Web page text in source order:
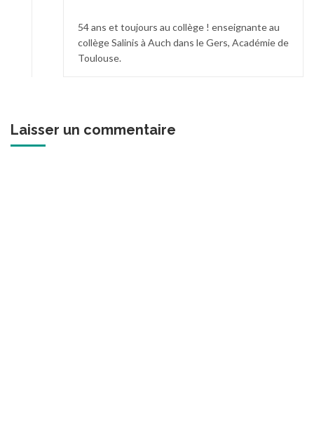
54 ans et toujours au collège ! enseignante au
collège Salinis à Auch dans le Gers, Académie de
Toulouse.
Laisser un commentaire